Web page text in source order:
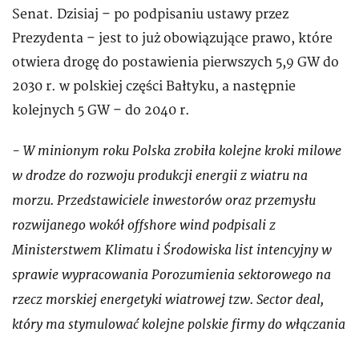
Senat. Dzisiaj – po podpisaniu ustawy przez
Prezydenta – jest to już obowiązujące prawo, które
otwiera drogę do postawienia pierwszych 5,9 GW do
2030 r. w polskiej części Bałtyku, a następnie
kolejnych 5 GW – do 2040 r.
- W minionym roku Polska zrobiła kolejne kroki milowe
w drodze do rozwoju produkcji energii z wiatru na
morzu. Przedstawiciele inwestorów oraz przemysłu
rozwijanego wokół offshore wind podpisali z
Ministerstwem Klimatu i Środowiska list intencyjny w
sprawie wypracowania Porozumienia sektorowego na
rzecz morskiej energetyki wiatrowej tzw. Sector deal,
który ma stymulować kolejne polskie firmy do włączania